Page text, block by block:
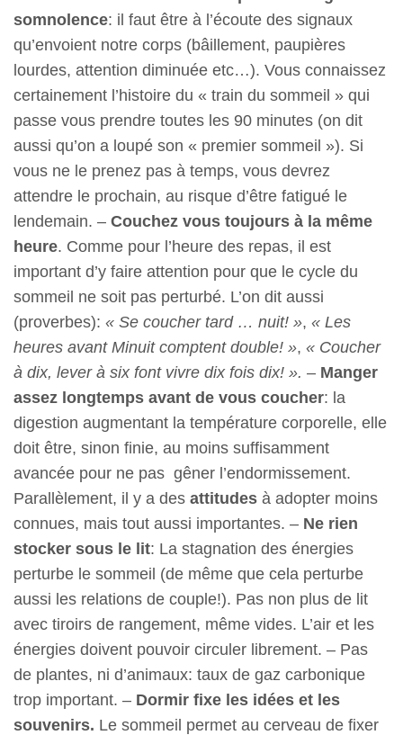
somnolence: il faut être à l’écoute des signaux
qu’envoient notre corps (bâillement, paupières
lourdes, attention diminuée etc…). Vous connaissez
certainement l’histoire du « train du sommeil » qui
passe vous prendre toutes les 90 minutes (on dit
aussi qu’on a loupé son « premier sommeil »). Si
vous ne le prenez pas à temps, vous devrez
attendre le prochain, au risque d’être fatigué le
lendemain. – Couchez vous toujours à la même
heure. Comme pour l’heure des repas, il est
important d’y faire attention pour que le cycle du
sommeil ne soit pas perturbé. L’on dit aussi
(proverbes): « Se coucher tard … nuit! », « Les
heures avant Minuit comptent double! », « Coucher
à dix, lever à six font vivre dix fois dix! ». – Manger
assez longtemps avant de vous coucher: la
digestion augmentant la température corporelle, elle
doit être, sinon finie, au moins suffisamment
avancée pour ne pas gêner l’endormissement.
Parallèlement, il y a des attitudes à adopter moins
connues, mais tout aussi importantes. – Ne rien
stocker sous le lit: La stagnation des énergies
perturbe le sommeil (de même que cela perturbe
aussi les relations de couple!). Pas non plus de lit
avec tiroirs de rangement, même vides. L’air et les
énergies doivent pouvoir circuler librement. – Pas
de plantes, ni d’animaux: taux de gaz carbonique
trop important. – Dormir fixe les idées et les
souvenirs. Le sommeil permet au cerveau de fixer